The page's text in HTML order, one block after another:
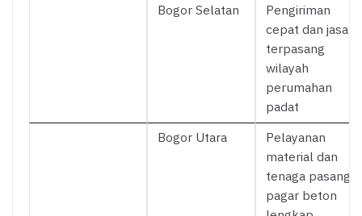
Bogor Selatan
Pengiriman
cepat dan jasa
terpasang
wilayah
perumahan
padat
Bogor Utara
Pelayanan
material dan
tenaga pasang
pagar beton